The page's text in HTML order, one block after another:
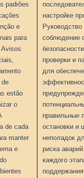
padrões
e
para
de
estão
o
de cada
manter
e
настройке
соблюдение
проверки и
для
правильные
остановки и
неполадок
риска
каждого